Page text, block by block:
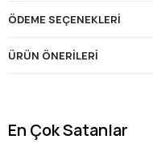
ÖDEME SEÇENEKLERI
ÜRÜN ÖNERILERI
En Çok Satanlar